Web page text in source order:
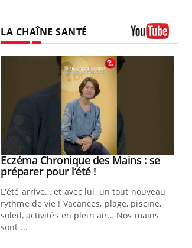
LA CHAÎNE SANTÉ
Youtube
Eczéma Chronique des Mains : se
préparer pour l’été !Youtube
L'été arrive… et avec lui, un tout nouveau
rythme de vie ! Vacances, plage, piscine,
soleil, activités en plein air… Nos mains
sont ...